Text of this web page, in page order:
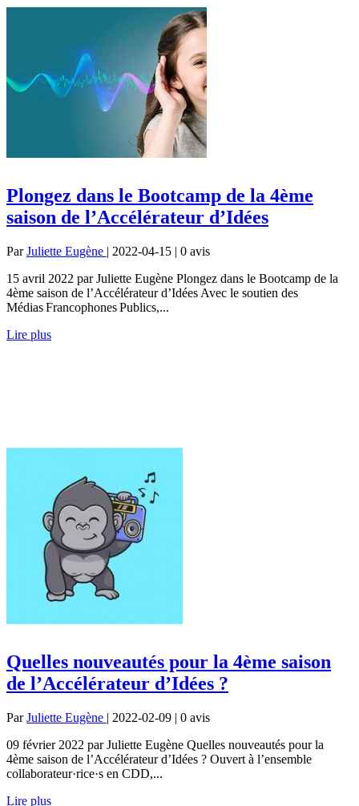
Plongez dans le Bootcamp de la 4ème
saison de l’Accélérateur d’Idées
ParJuliette Eugène | 2022-04-15 | 0 avis
15 avril 2022 par Juliette Eugène Plongez dans le Bootcamp de la
4ème saison de l’Accélérateur d’Idées Avec le soutien des
Médias Francophones Publics,...
Lire plus
Quelles nouveautés pour la 4ème saison
de l’Accélérateur d’Idées ?
ParJuliette Eugène | 2022-02-09 | 0 avis
09 février 2022 par Juliette Eugène Quelles nouveautés pour la
4ème saison de l’Accélérateur d’Idées ? Ouvert à l’ensemble
collaborateur·rice·s en CDD,...
Lire plus